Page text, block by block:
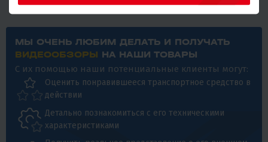
МЫ ОЧЕНЬ ЛЮБИМ ДЕЛАТЬ И ПОЛУЧАТЬ
ВИДЕООБЗОРЫ НА НАШИ ТОВАРЫ
С их помощью наши потенциальные клиенты могут:
Оценить понравившееся транспортное средство в
действии
Детально познакомиться с его техническими
характеристиками